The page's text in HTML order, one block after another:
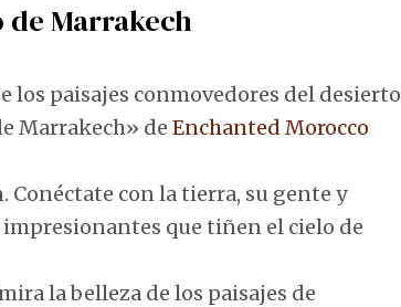
Marrakech
los paisajes conmovedores del desierto
Marrakech» de Enchanted Morocco
Conéctate con la tierra, su gente y
que tiñen el cielo de
la belleza de los paisajes de